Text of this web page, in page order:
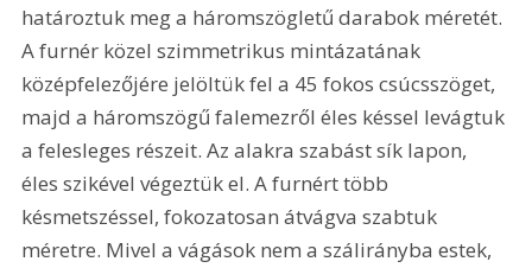
határoztuk meg a háromszögletű darabok méretét.
A furnér közel szimmetrikus mintázatának
középfelezőjére jelöltük fel a 45 fokos csúcsszöget,
majd a háromszögű falemezről éles késsel levágtuk
a felesleges részeit. Az alakra szabást sík lapon,
éles szikével végeztük el. A furnért több
késmetszéssel, fokozatosan átvágva szabtuk
méretre. Mivel a vágások nem a szálirányba estek,